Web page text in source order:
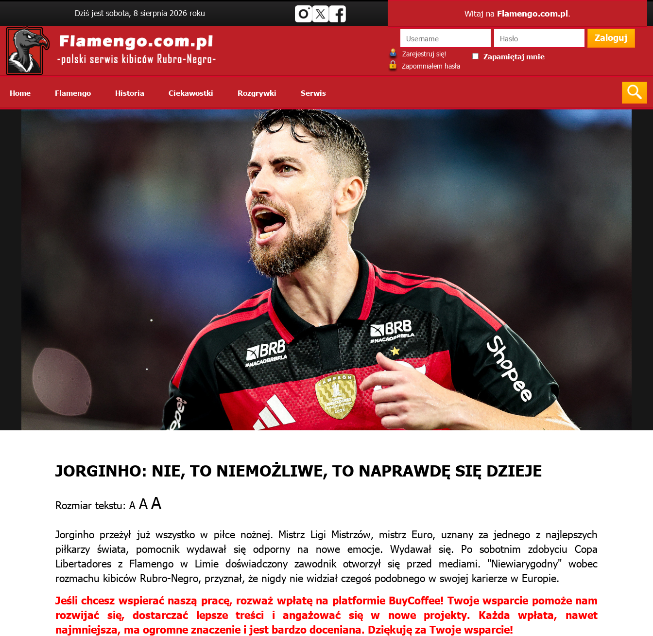
Dziś jest sobota, 8 sierpnia 2026 roku Witaj na Flamengo.com.pl.
Zaloguj
Zarejestruj się!
Zapomniałem hasła
Zapamiętaj mnie
Home Flamengo Historia Ciekawostki Rozgrywki Serwis
JORGINHO: NIE, TO NIEMOŻLIWE, TO NAPRAWDĘ SIĘ DZIEJE
Rozmiar tekstu: A AA
Jorginho przeżył już wszystko w piłce nożnej. Mistrz Ligi Mistrzów, mistrz Euro, uznany za jednego z najlepszych
piłkarzy świata, pomocnik wydawał się odporny na nowe emocje. Wydawał się. Po sobotnim zdobyciu Copa
Libertadores z Flamengo w Limie doświadczony zawodnik otworzył się przed mediami. "Niewiarygodny" wobec
rozmachu kibiców Rubro-Negro, przyznał, że nigdy nie widział czegoś podobnego w swojej karierze w Europie.
Jeśli chcesz wspierać naszą pracę, rozważ wpłatę na platformie BuyCoffee! Twoje wsparcie pomoże nam
rozwijać się, dostarczać lepsze treści i angażować się w nowe projekty. Każda wpłata, nawet
najmniejsza, ma ogromne znaczenie i jest bardzo doceniana. Dziękuję za Twoje wsparcie!